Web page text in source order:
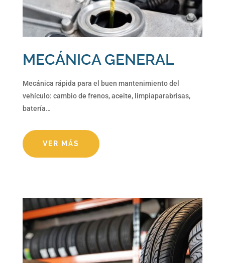
MECÁNICA GENERAL
Mecánica rápida para el buen mantenimiento del
vehículo: cambio de frenos, aceite, limpiaparabrisas,
batería…
VER MÁS